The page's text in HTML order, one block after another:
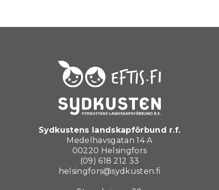
Sydkustens landskapförbund r.f.
Medelhavsgatan 14 A
00220 Helsingfors
(09) 618 212 33
helsingfors@sydkusten.fi